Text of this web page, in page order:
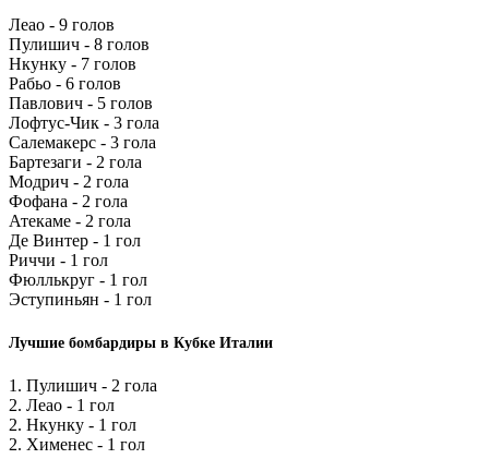
Леао - 9 голов
Пулишич - 8 голов
Нкунку - 7 голов
Рабьо - 6 голов
Павлович - 5 голов
Лофтус-Чик - 3 гола
Салемакерс - 3 гола
Бартезаги - 2 гола
Модрич - 2 гола
Фофана - 2 гола
Атекаме - 2 гола
Де Винтер - 1 гол
Риччи - 1 гол
Фюллькруг - 1 гол
Эступиньян - 1 гол
Лучшие бомбардиры в Кубке Италии
1. Пулишич - 2 гола
2. Леао - 1 гол
2. Нкунку - 1 гол
2. Хименес - 1 гол